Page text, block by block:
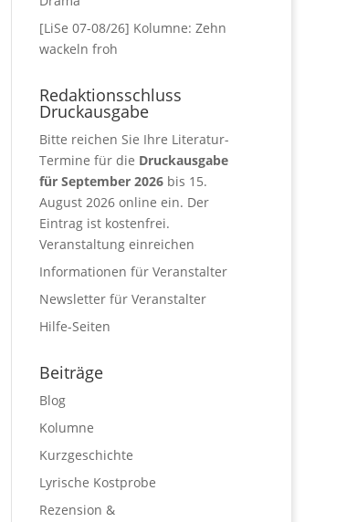
[LiSe 07-08/26] Kolumne: Zehn
wackeln froh
Redaktionsschluss
Druckausgabe
Bitte reichen Sie Ihre Literatur-
Termine für die Druckausgabe
für September 2026 bis 15.
August 2026 online ein. Der
Eintrag ist kostenfrei.
Veranstaltung einreichen
Informationen für Veranstalter
Newsletter für Veranstalter
Hilfe-Seiten
Beiträge
Blog
Kolumne
Kurzgeschichte
Lyrische Kostprobe
Rezension &